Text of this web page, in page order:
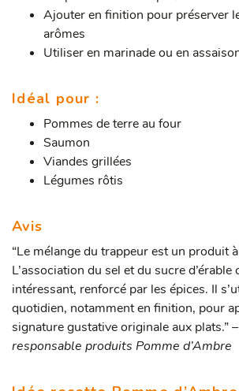
Ajouter en finition pour préserver
arômes
Utiliser en marinade ou en
Idéal pour :
Pommes de terre au four
Saumon
Viandes grillées
Légumes rôtis
Avis
“Le mélange du trappeur est un produit
L’association du sel et du sucre
intéressant, renforcé par les épices. Il
quotidien, notamment en finition, pour
signature gustative originale aux plats.”
responsable produits Pomme d’Ambre